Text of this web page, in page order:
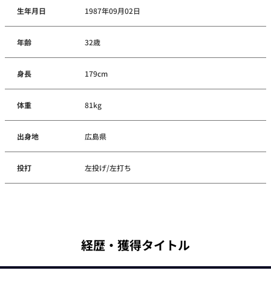
生年月日 1987年09月02日
年齢 32歳
身長 179cm
体重 81kg
出身地 広島県
投打 左投げ/左打ち
経歴・獲得タイトル